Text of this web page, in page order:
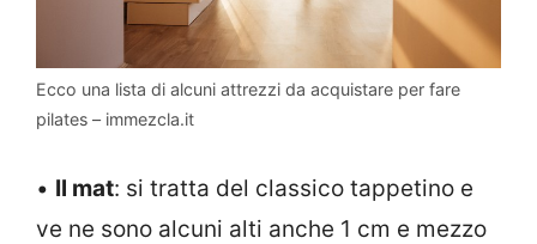
Ecco una lista di alcuni attrezzi da acquistare per fare
pilates – immezcla.it
• Il mat: si tratta del classico tappetino e
ve ne sono alcuni alti anche 1 cm e mezzo